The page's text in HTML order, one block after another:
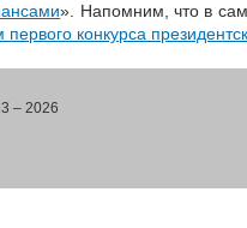
». Напомним, что в
конкурса
– 2026